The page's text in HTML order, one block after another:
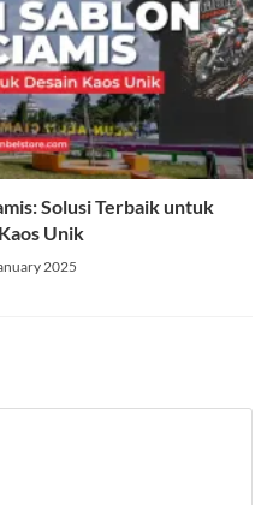
Solusi Terbaik untuk
Unik
2025